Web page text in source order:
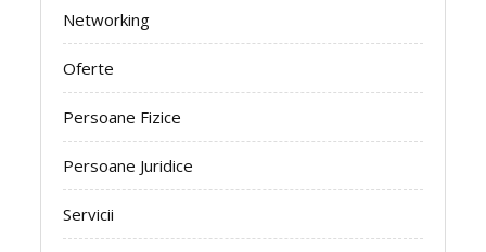
Networking
Oferte
Persoane Fizice
Persoane Juridice
Servicii